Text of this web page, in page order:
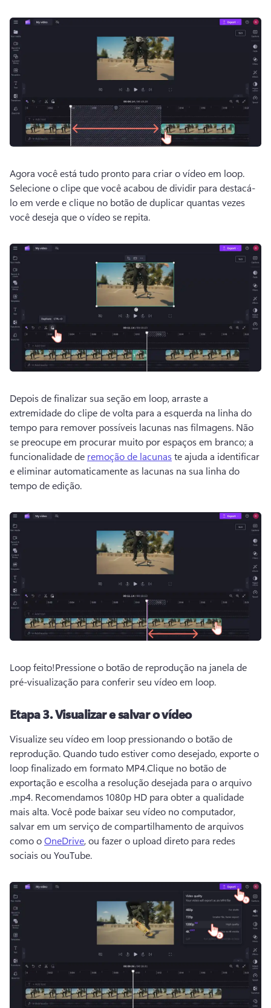
Selecione o clipe que você acabou de dividir para destacá-
lo em verde e clique no botão de duplicar quantas vezes
você deseja que o vídeo se repita.
Depois de finalizar sua seção em loop, arraste a
extremidade do clipe de volta para a esquerda na linha do
tempo para remover possíveis lacunas nas filmagens. Não
se preocupe em procurar muito por espaços em branco; a
funcionalidade de remoção de lacunas te ajuda a identificar
e eliminar automaticamente as lacunas na sua linha do
tempo de edição.
Loop feito!Pressione o botão de reprodução na janela de
pré-visualização para conferir seu vídeo em loop.
Etapa 3.Visualizar e salvar o vídeo
Visualize seu vídeo em loop pressionando o botão de
reprodução. Quando tudo estiver como desejado, exporte o
loop finalizado em formato MP4.Clique no botão de
exportação e escolha a resolução desejada para o arquivo
.mp4. Recomendamos 1080p HD para obter a qualidade
mais alta. Você pode baixar seu vídeo no computador,
salvar em um serviço de compartilhamento de arquivos
como o OneDrive, ou fazer o upload direto para redes
sociais ou YouTube.